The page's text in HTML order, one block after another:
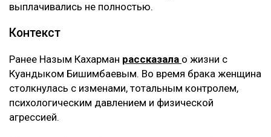
выплачивались не полностью.
Контекст
Ранее Назым Кахарман рассказала о жизни с
Куандыком Бишимбаевым. Во время брака женщина
столкнулась с изменами, тотальным контролем,
психологическим давлением и физической
агрессией.